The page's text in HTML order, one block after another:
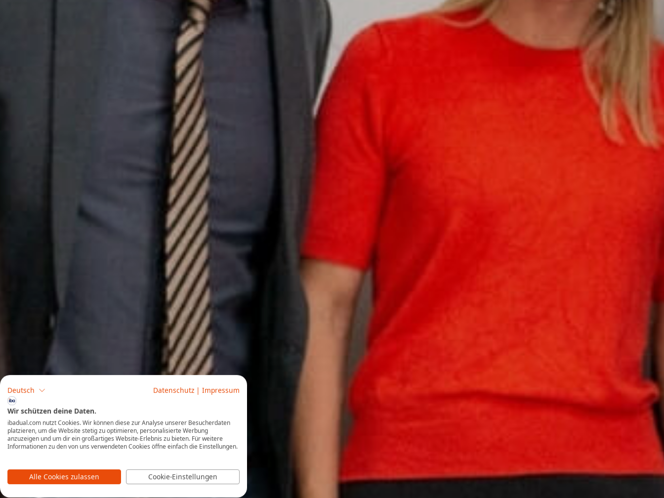
Deutsch Datenschutz | Impressum
Wir schützen deine Daten.
ibadual.com nutzt Cookies. Wir können diese zur Analyse unserer Besucherdaten
platzieren, um die Website stetig zu optimieren, personalisierte Werbung
anzuzeigen und um dir ein großartiges Website-Erlebnis zu bieten. Für weitere
Informationen zu den von uns verwendeten Cookies öffne einfach die Einstellungen.
Alle Cookies zulassen Cookie-Einstellungen